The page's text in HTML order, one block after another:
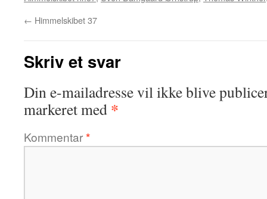
← Himmelskibet 37
Skriv et svar
Din e-mailadresse vil ikke blive
markeret med *
Kommentar*